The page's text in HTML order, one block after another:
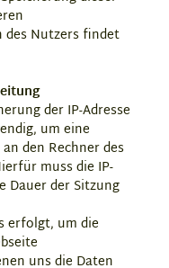
des Nutzers findet
der IP-Adresse
um eine
den Rechner des
muss die IP-
Dauer der Sitzung
erfolgt, um die
uns die Daten